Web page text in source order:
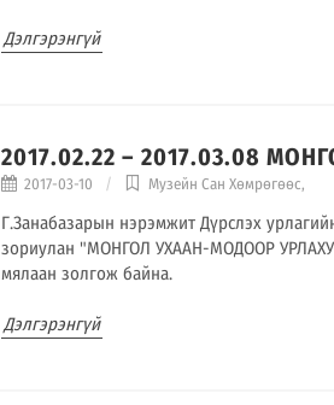
Дэлгэрэнгүй
2017.02.22 – 2017.03.08
2017-03-10 Музейн Сан Хөмрөгөөс,
Г.Занабазарын нэрэмжит Дүрслэх
зориулан "МОНГОЛ УХААН-МОДООР
мялаан золгож байна.
Дэлгэрэнгүй